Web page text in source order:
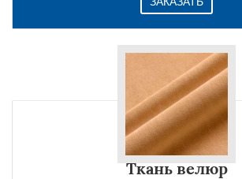
Ткань велюр